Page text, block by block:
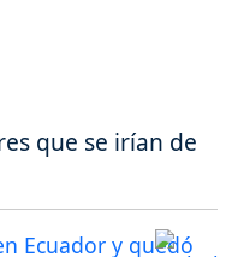
que se irían de